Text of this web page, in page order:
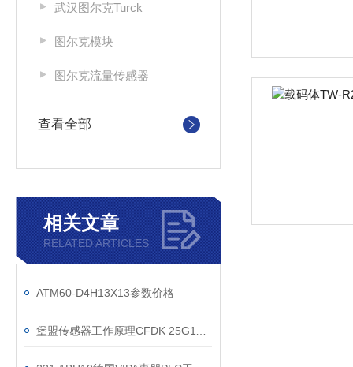
武汉图尔克Turck
图尔克模块
图尔克流量传感器
查看全部
相关文章
RELATED ARTICLES
ATM60-D4H13X13参数价格